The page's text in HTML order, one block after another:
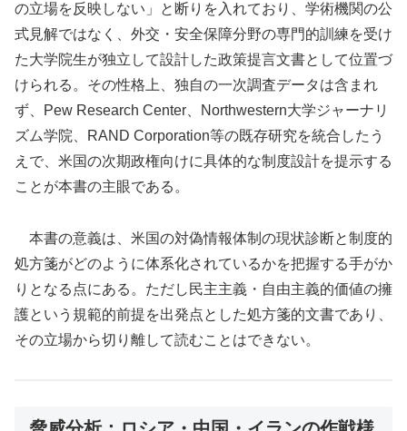
の立場を反映しない」と断りを入れており、学術機関の公
式見解ではなく、外交・安全保障分野の専門的訓練を受け
た大学院生が独立して設計した政策提言文書として位置づ
けられる。その性格上、独自の一次調査データは含まれ
ず、Pew Research Center、Northwestern大学ジャーナリ
ズム学院、RAND Corporation等の既存研究を統合したう
えで、米国の次期政権向けに具体的な制度設計を提示する
ことが本書の主眼である。
本書の意義は、米国の対偽情報体制の現状診断と制度的
処方箋がどのように体系化されているかを把握する手がか
りとなる点にある。ただし民主主義・自由主義的価値の擁
護という規範的前提を出発点とした処方箋的文書であり、
その立場から切り離して読むことはできない。